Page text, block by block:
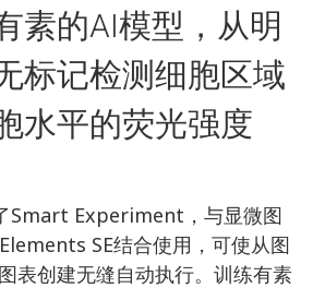
素的AI模型，从明
标记检测细胞区域
水平的荧光强度
Smart Experiment，与显微图
SE结合使用，可使从图
表创建无缝自动执行。训练有素